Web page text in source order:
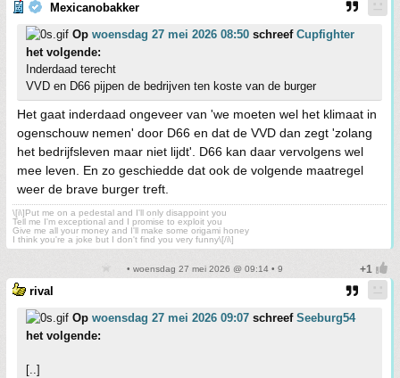
Mexicanobakker
Op woensdag 27 mei 2026 08:50 schreef Cupfighter
het volgende:
Inderdaad terecht
VVD en D66 pijpen de bedrijven ten koste van de burger
Het gaat inderdaad ongeveer van 'we moeten wel het klimaat in
ogenschouw nemen' door D66 en dat de VVD dan zegt 'zolang
het bedrijfsleven maar niet lijdt'. D66 kan daar vervolgens wel
mee leven. En zo geschiedde dat ook de volgende maatregel
weer de brave burger treft.
\[i\]Put me on a pedestal and I'll only disappoint you
Tell me I'm exceptional and I promise to exploit you
Give me all your money and I'll make some origami honey
I think you're a joke but I don't find you very funny\[/i\]
• woensdag 27 mei 2026 @ 09:14 • 9
rival
Op woensdag 27 mei 2026 09:07 schreef Seeburg54
het volgende:
[..]